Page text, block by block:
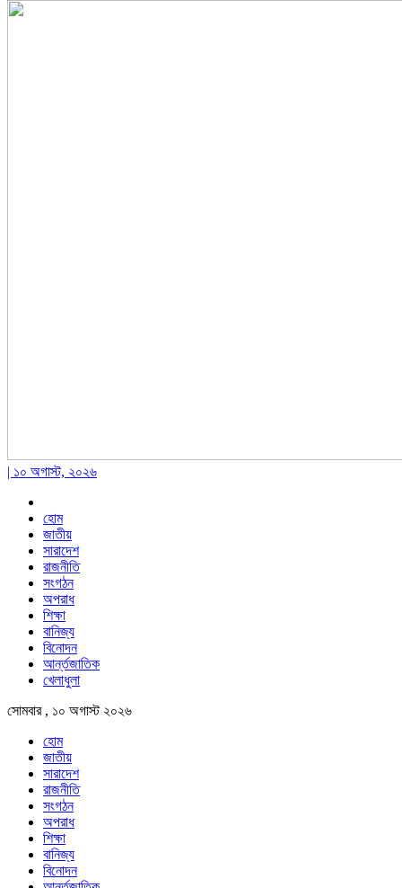
| ১০ অগাস্ট, ২০২৬
হোম
জাতীয়
সারাদেশ
রাজনীতি
সংগঠন
অপরাধ
শিক্ষা
বানিজ্য
বিনোদন
আর্ন্তজাতিক
খেলাধুলা
সোমবার , ১০ অগাস্ট ২০২৬
হোম
জাতীয়
সারাদেশ
রাজনীতি
সংগঠন
অপরাধ
শিক্ষা
বানিজ্য
বিনোদন